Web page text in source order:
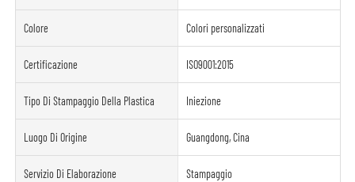
Colore Colori personalizzati
Certificazione ISO9001:2015
Tipo Di Stampaggio Della Plastica Iniezione
Luogo Di Origine Guangdong, Cina
Servizio Di Elaborazione Stampaggio